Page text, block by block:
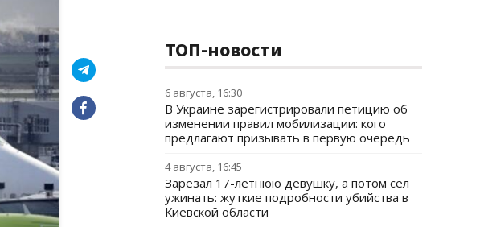
ТОП-новости
6 августа, 16:30
В Украине зарегистрировали петицию об
изменении правил мобилизации: кого
предлагают призывать в первую очередь
4 августа, 16:45
Зарезал 17-летнюю девушку, а потом сел
ужинать: жуткие подробности убийства в
Киевской области